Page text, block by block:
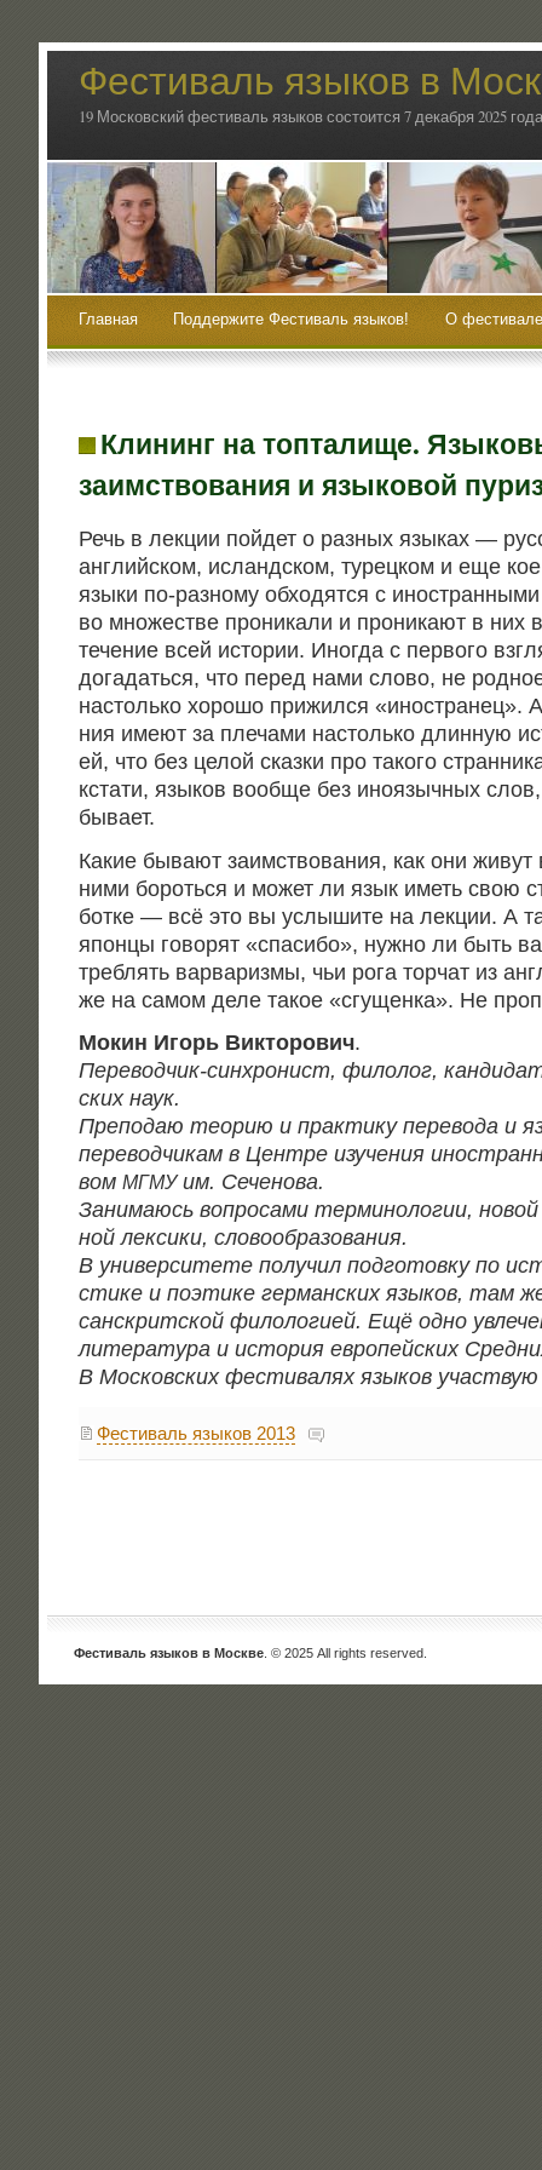
Фестиваль языков в
19 Московский фестиваль языков состоится 7 декабря 2025
Главная Поддержите Фестиваль языков! О
Клининг на топталище.
заимствования и языковой
Речь в лек­ции пой­дет о раз­ных язы­ках —
англий­ском, исланд­ском, турец­ком и еще
язы­ки по-раз­но­му обхо­дят­ся с
во мно­же­стве про­ни­ка­ли и про­ни­ка­ют в них в
тече­ние всей исто­рии. Ино­гда с пер­во­го
дога­дать­ся, что перед нами сло­во, не
настоль­ко хоро­шо при­жил­ся «ино­стра­нец».
ния име­ют за пле­ча­ми настоль­ко длин­ную
ей, что без целой сказ­ки про тако­го
кста­ти, язы­ков вооб­ще без ино­языч­ных
бывает.
Какие быва­ют заим­ство­ва­ния, как они
ними бороть­ся и может ли язык иметь свою
бот­ке — всё это вы услы­ши­те на лек­ции. А
япон­цы гово­рят «спа­си­бо», нуж­но ли быть
треб­лять вар­ва­риз­мы, чьи рога тор­чат из
же на самом деле такое «сгу­щен­ка». Не
Мок­ин Игорь Вик­то­ро­вич.
Пере­вод­чик-син­хро­нист, фило­лог,
ских наук.
Пре­по­даю тео­рию и прак­ти­ку пере­во­да и
пере­вод­чи­кам в Цен­тре изу­че­ния
вом МГМУим. Сеченова.
Зани­ма­юсь вопро­са­ми тер­ми­но­ло­гии,
ной лек­си­ки, словообразования.
В уни­вер­си­те­те полу­чил под­го­тов­ку по
сти­ке и поэ­ти­ке гер­ман­ских язы­ков, там
сан­скрит­ской фило­ло­ги­ей. Ещё одно
лите­ра­ту­ра и исто­рия евро­пей­ских
В Мос­ков­ских фести­ва­лях язы­ков участ­вую
Фестиваль языков 2013
Фестиваль языков в Москве . © 2025 All rights reserved.